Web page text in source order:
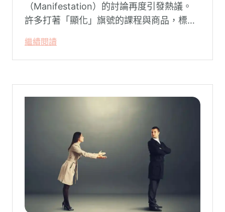
（Manifestation）的討論再度引發熱議。
許多打著「顯化」旗號的課程與商品，標榜
能吸引財富、關係與健康。這類論述聽起來
療癒，卻經常缺乏實證基礎，甚至可能對正
繼續閱讀